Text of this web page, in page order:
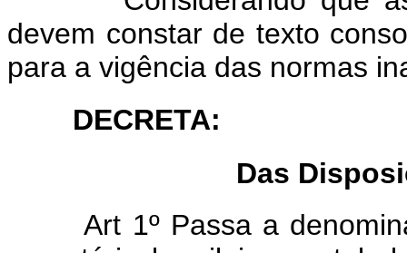
devem constar de texto
para a vigência das normas
DECRETA:
Das
Art 1º Passa a